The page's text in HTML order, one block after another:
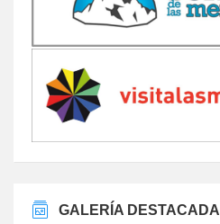
GALERÍA DESTACADA